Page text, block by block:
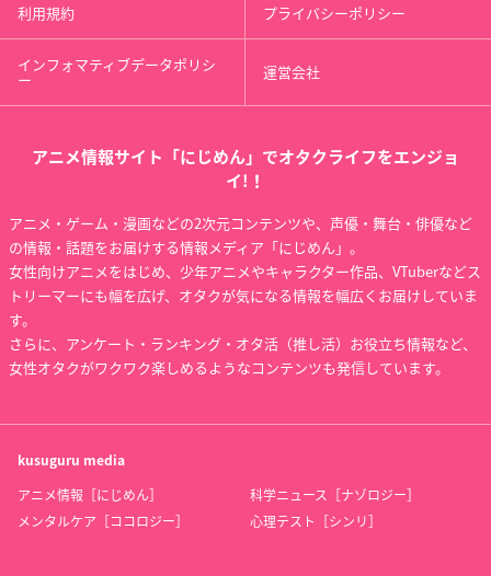
利用規約 プライバシーポリシー
インフォマティブデータポリシ
ー 運営会社
アニメ情報サイト「にじめん」でオタクライフをエンジョ
イ!！
アニメ・ゲーム・漫画などの2次元コンテンツや、声優・舞台・俳優など
の情報・話題をお届けする情報メディア「にじめん」。
女性向けアニメをはじめ、少年アニメやキャラクター作品、VTuberなどス
トリーマーにも幅を広げ、オタクが気になる情報を幅広くお届けしていま
す。
さらに、アンケート・ランキング・オタ活（推し活）お役立ち情報など、
女性オタクがワクワク楽しめるようなコンテンツも発信しています。
kusuguru media
アニメ情報［にじめん］
科学ニュース［ナゾロジー］
メンタルケア［ココロジー］
心理テスト［シンリ］